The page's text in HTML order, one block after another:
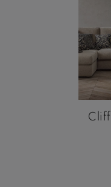
Cliff